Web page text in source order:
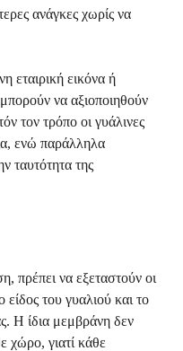
ανάγκες χωρίς να
εταιρική εικόνα ή
να αξιοποιηθούν
τον τρόπο οι γυάλινες
ενώ παράλληλα
ταυτότητα της
πρέπει να εξεταστούν οι
του γυαλιού και το
Η ίδια μεμβράνη δεν
χώρο, γιατί κάθε